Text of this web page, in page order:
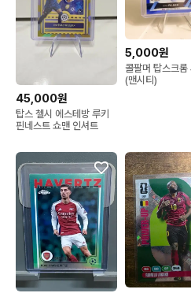
45,000원
탑스 첼시 에스테방 루키
핀네스트 쇼맨 인셔트
5,000원
콜팔머 탑스크롬
(맨시티)